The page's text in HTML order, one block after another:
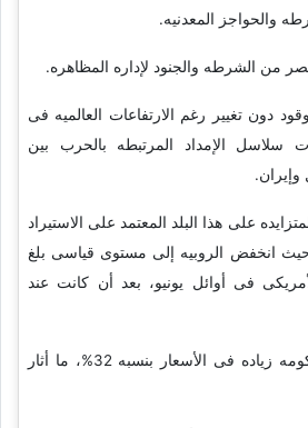
والحواجز المعدنیه.
دون تغییر رغم الارتفاعات العالمیه فی
سلاسل الإمداد المرتبطه بالحرب بین
وإیران.
على هذا البلد المعتمد على الاستیراد
انخفض الروبیه إلى مستوى قیاسی بلغ
الأمریکی فی أوائل یونیو، بعد أن کانت عند
هذا الأسبوع، فرضت الحکومه زیاده فی الأسعار بنسبه 32%، ما أثار